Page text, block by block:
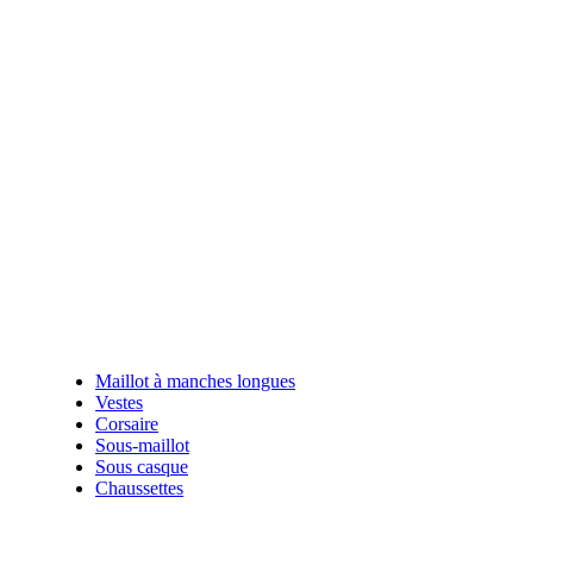
Maillot à manches longues
Vestes
Corsaire
Sous-maillot
Sous casque
Chaussettes